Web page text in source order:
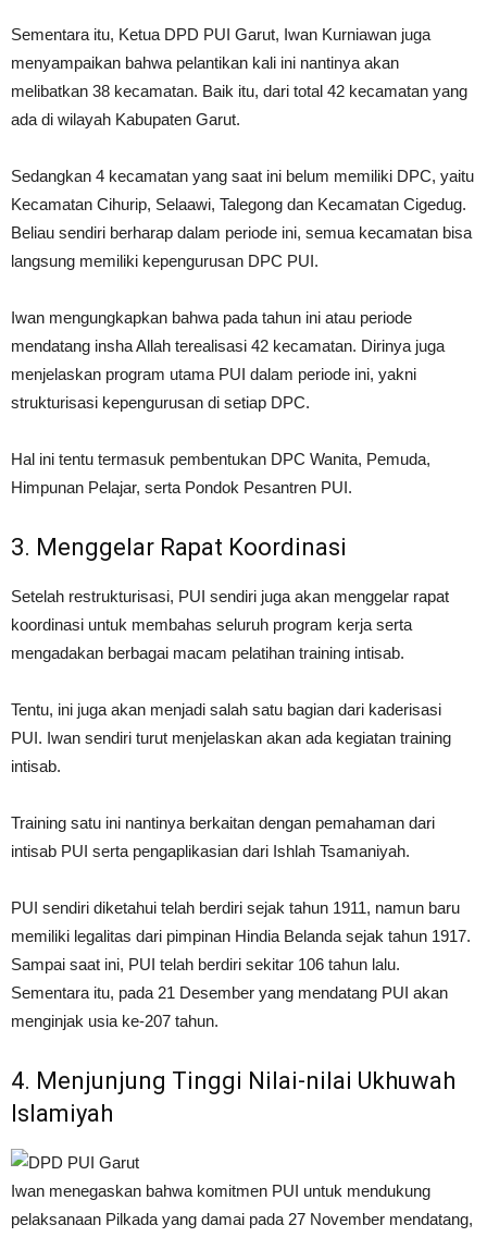
Sementara itu, Ketua DPD PUI Garut, Iwan Kurniawan juga
menyampaikan bahwa pelantikan kali ini nantinya akan
melibatkan 38 kecamatan. Baik itu, dari total 42 kecamatan yang
ada di wilayah Kabupaten Garut.
Sedangkan 4 kecamatan yang saat ini belum memiliki DPC, yaitu
Kecamatan Cihurip, Selaawi, Talegong dan Kecamatan Cigedug.
Beliau sendiri berharap dalam periode ini, semua kecamatan bisa
langsung memiliki kepengurusan DPC PUI.
Iwan mengungkapkan bahwa pada tahun ini atau periode
mendatang insha Allah terealisasi 42 kecamatan. Dirinya juga
menjelaskan program utama PUI dalam periode ini, yakni
strukturisasi kepengurusan di setiap DPC.
Hal ini tentu termasuk pembentukan DPC Wanita, Pemuda,
Himpunan Pelajar, serta Pondok Pesantren PUI.
3. Menggelar Rapat Koordinasi
Setelah restrukturisasi, PUI sendiri juga akan menggelar rapat
koordinasi untuk membahas seluruh program kerja serta
mengadakan berbagai macam pelatihan training intisab.
Tentu, ini juga akan menjadi salah satu bagian dari kaderisasi
PUI. Iwan sendiri turut menjelaskan akan ada kegiatan training
intisab.
Training satu ini nantinya berkaitan dengan pemahaman dari
intisab PUI serta pengaplikasian dari Ishlah Tsamaniyah.
PUI sendiri diketahui telah berdiri sejak tahun 1911, namun baru
memiliki legalitas dari pimpinan Hindia Belanda sejak tahun 1917.
Sampai saat ini, PUI telah berdiri sekitar 106 tahun lalu.
Sementara itu, pada 21 Desember yang mendatang PUI akan
menginjak usia ke-207 tahun.
4. Menjunjung Tinggi Nilai-nilai Ukhuwah
Islamiyah
Iwan menegaskan bahwa komitmen PUI untuk mendukung
pelaksanaan Pilkada yang damai pada 27 November mendatang,